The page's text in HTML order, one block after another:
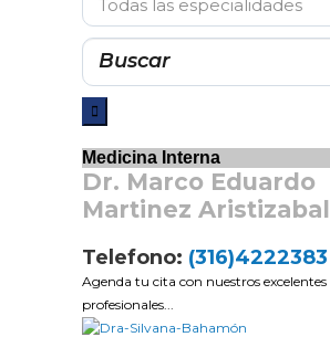
Medicina Interna
Dr. Marco Eduardo
Martinez Aristizabal
Telefono: (316)4222383
Agenda tu cita con nuestros excelentes
profesionales...